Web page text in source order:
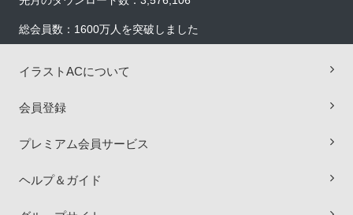
総会員数：1600万人を突破しました
イラストACについて
会員登録
プレミアム会員サービス
ヘルプ＆ガイド